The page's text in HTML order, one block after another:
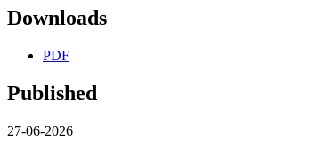
Downloads
PDF
Published
27-06-2026